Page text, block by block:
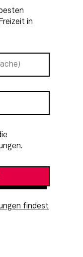
in
findest